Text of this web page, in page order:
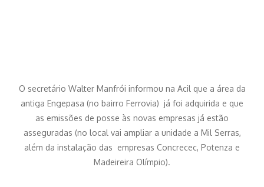
O secretário Walter Manfrói informou na Acil que a área da
antiga Engepasa (no bairro Ferrovia) já foi adquirida e que
as emissões de posse às novas empresas já estão
asseguradas (no local vai ampliar a unidade a Mil Serras,
além da instalação das empresas Concrecec, Potenza e
Madeireira Olímpio).